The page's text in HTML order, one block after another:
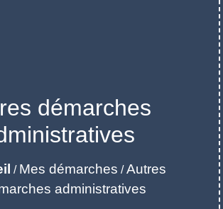
démarches
/ Mes démarches /Autres
administratives